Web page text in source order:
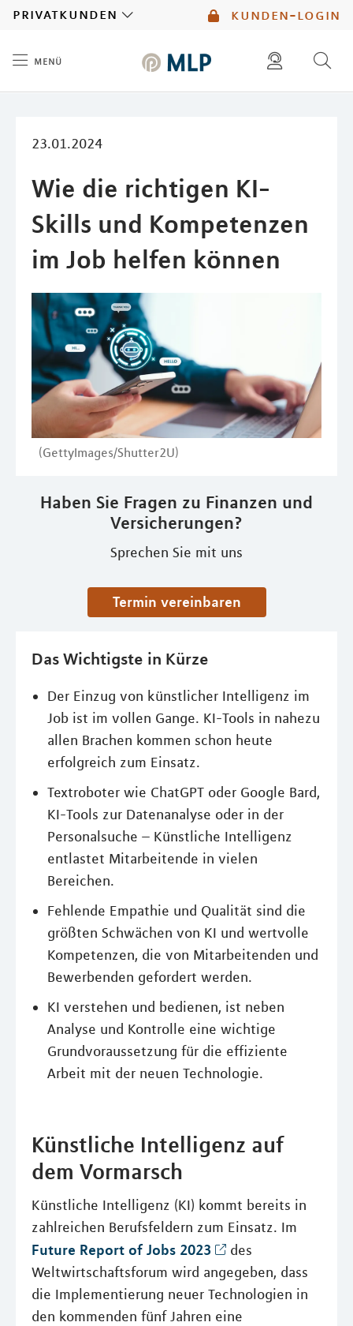
kunden-login
privatkunden
menü
23.01.2024
Wie die richtigen KI-
Skills und Kompetenzen
im Job helfen können
(GettyImages/Shutter2U)
Haben Sie Fragen zu Finanzen und
Versicherungen?
Sprechen Sie mit uns
Termin vereinbaren
Das Wichtigste in Kürze
Der Einzug von künstlicher Intelligenz im
Job ist im vollen Gange. KI-Tools in nahezu
allen Brachen kommen schon heute
erfolgreich zum Einsatz.
Textroboter wie ChatGPT oder Google Bard,
KI-Tools zur Datenanalyse oder in der
Personalsuche – Künstliche Intelligenz
entlastet Mitarbeitende in vielen
Bereichen.
Fehlende Empathie und Qualität sind die
größten Schwächen von KI und wertvolle
Kompetenzen, die von Mitarbeitenden und
Bewerbenden gefordert werden.
KI verstehen und bedienen, ist neben
Analyse und Kontrolle eine wichtige
Grundvoraussetzung für die effiziente
Arbeit mit der neuen Technologie.
Künstliche Intelligenz auf
dem Vormarsch
Künstliche Intelligenz (KI) kommt bereits in
zahlreichen Berufsfeldern zum Einsatz. Im
Future Report of Jobs 2023
des
Weltwirtschaftsforum wird angegeben, dass
die Implementierung neuer Technologien in
den kommenden fünf Jahren eine